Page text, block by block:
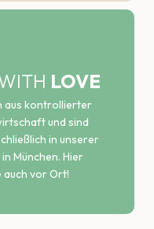
LOVE
aus kontrollierter
und sind
in unserer
München. Hier
vor Ort!